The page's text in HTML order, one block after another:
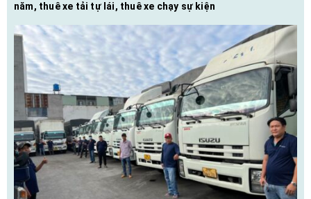
năm, thuê xe tải tự lái, thuê xe chạy sự kiện